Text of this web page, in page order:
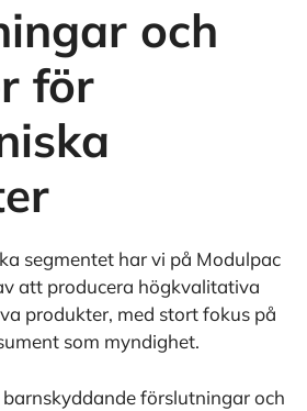
och
för
segmentet har vi på Modulpac
att producera högkvalitativa
produkter, med stort fokus på
som myndighet.
förslutningar och